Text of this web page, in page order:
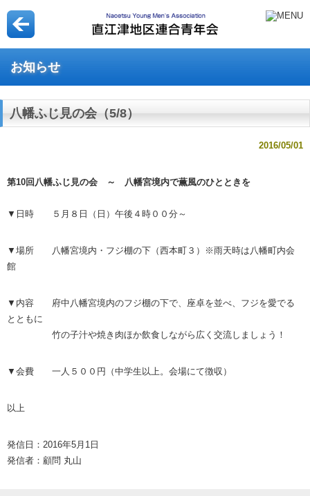
お知らせ
八幡ふじ見の会（5/8）
2016/05/01
第10回八幡ふじ見の会 ～ 八幡宮境内で薫風のひとときを
▼日時 ５月８日（日）午後４時００分～
▼場所 八幡宮境内・フジ棚の下（西本町３）※雨天時は八幡町内会
館
▼内容 府中八幡宮境内のフジ棚の下で、座卓を並べ、フジを愛でる
とともに
竹の子汁や焼き肉ほか飲食しながら広く交流しましょう！
▼会費 一人５００円（中学生以上。会場にて徴収）
以上
発信日：2016年5月1日
発信者：顧問 丸山